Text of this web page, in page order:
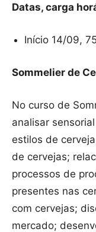
Datas, carga
Início 14/09,
Sommelier de
No curso de
analisar
estilos de
de cervejas;
processos de
presentes nas
com cervejas;
mercado;